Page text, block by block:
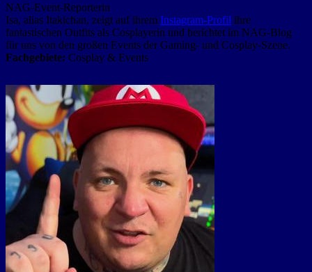
NAG-Event-Reporterin
Isa, alias Itakichan, zeigt auf ihrem Instagram-Profil ihre
fantastischen Outfits als Cosplayerin und berichtet im NAG-Blog
für uns von den großen Events der Gaming- und Cosplay-Szene.
Fachgebiete: Cosplay & Events